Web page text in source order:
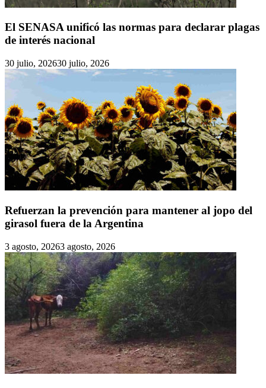
El SENASA unificó las normas para declarar plagas
de interés nacional
30 julio, 202630 julio, 2026
Refuerzan la prevención para mantener al jopo del
girasol fuera de la Argentina
3 agosto, 20263 agosto, 2026